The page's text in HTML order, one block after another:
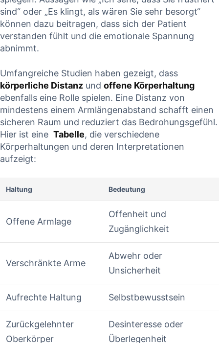
‍sind“ oder „Es klingt,⁢ als wären Sie sehr besorgt“
können‍ dazu beitragen, dass sich der Patient
verstanden fühlt und die emotionale Spannung ​
abnimmt.
Umfangreiche Studien haben gezeigt,⁣ dass
körperliche Distanz und offene Körperhaltung
ebenfalls eine Rolle ‍spielen.⁣ Eine Distanz von
mindestens einem ​Armlängenabstand schafft einen
sicheren Raum ⁤und reduziert das Bedrohungsgefühl.⁣
Hier ist eine ⁢ Tabelle, die ⁤verschiedene
Körperhaltungen⁢ und deren Interpretationen
aufzeigt:
Haltung Bedeutung
Offene Armlage
Offenheit und
Zugänglichkeit
Verschränkte⁣ Arme
Abwehr oder
Unsicherheit
Aufrechte Haltung Selbstbewusstsein
Zurückgelehnter
Oberkörper
Desinteresse‍ oder
Überlegenheit